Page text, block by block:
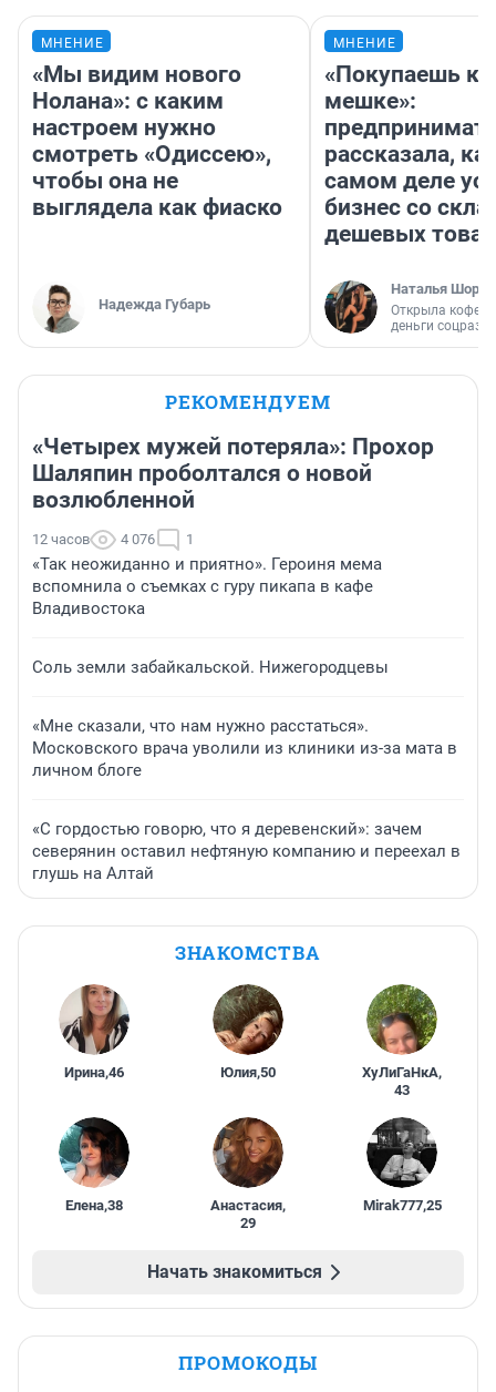
МНЕНИЕ
«Мы видим нового
Нолана»: с каким
настроем нужно
смотреть «Одиссею»,
чтобы она не
выглядела как фиаско
Надежда Губарь
МНЕНИЕ
«Покупаешь
мешке»:
рассказала,
самом деле
бизнес со
дешевых
Наталья
Открыла
деньги
РЕКОМЕНДУЕМ
«Четырех мужей потеряла»: Прохор
Шаляпин проболтался о новой
возлюбленной
12 часов 4 076 1
«Так неожиданно и приятно». Героиня мема
вспомнила о съемках с гуру пикапа в кафе
Владивостока
Соль земли забайкальской. Нижегородцевы
«Мне сказали, что нам нужно расстаться».
Московского врача уволили из клиники из-за мата в
личном блоге
«С гордостью говорю, что я деревенский»: зачем
северянин оставил нефтяную компанию и переехал в
глушь на Алтай
ЗНАКОМСТВА
Ирина,46 Юлия,50 ХуЛиГаНкА,
43
Елена,38 Анастасия,
29
Mirak777,25
Начать знакомиться
ПРОМОКОДЫ